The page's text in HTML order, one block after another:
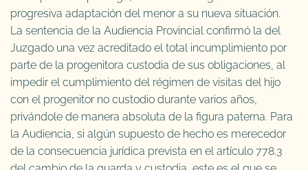
progresiva adaptación del menor a su nueva situación.
La sentencia de la Audiencia Provincial confirmó la del
Juzgado una vez acreditado el total incumplimiento por
parte de la progenitora custodia de sus obligaciones, al
impedir el cumplimiento del régimen de visitas del hijo
con el progenitor no custodio durante varios años,
privándole de manera absoluta de la figura paterna. Para
la Audiencia, si algún supuesto de hecho es merecedor
de la consecuencia jurídica prevista en el artículo 778.3